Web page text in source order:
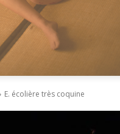
E. écolière très coquine